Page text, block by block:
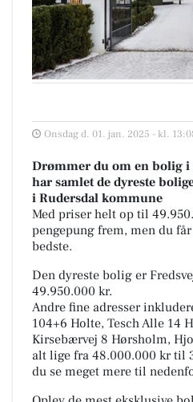
Onsdag d. 01. jan. 2025 - kl.
Drømmer du om en bolig i
har samlet de dyreste
i Rudersdal kommune
Med priser helt op til
pengepung frem, men du
bedste.
Den dyreste bolig er
49.950.000 kr.
Andre fine adresser
104+6 Holte, Tesch Alle 14
Kirsebærvej 8 Hørsholm,
alt lige fra 48.000.000 kr til
du se meget mere til